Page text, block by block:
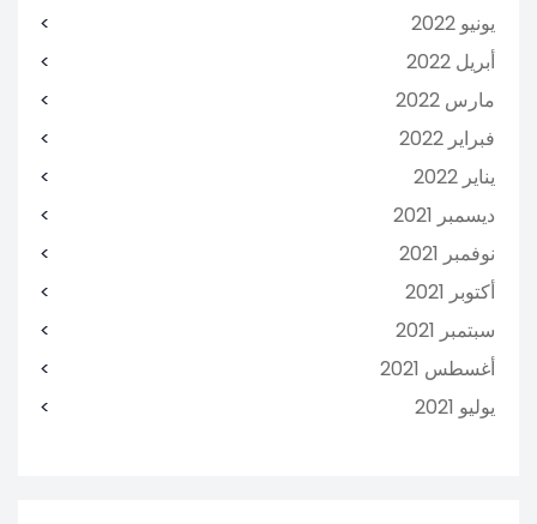
يونيو 2022
أبريل 2022
مارس 2022
فبراير 2022
يناير 2022
ديسمبر 2021
نوفمبر 2021
أكتوبر 2021
سبتمبر 2021
أغسطس 2021
يوليو 2021